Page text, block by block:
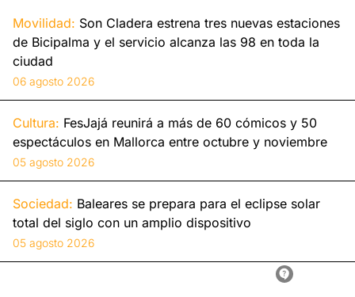
Movilidad: Son Cladera estrena tres nuevas estaciones
de Bicipalma y el servicio alcanza las 98 en toda la
ciudad
06 agosto 2026
Cultura: FesJajá reunirá a más de 60 cómicos y 50
espectáculos en Mallorca entre octubre y noviembre
05 agosto 2026
Sociedad: Baleares se prepara para el eclipse solar
total del siglo con un amplio dispositivo
05 agosto 2026